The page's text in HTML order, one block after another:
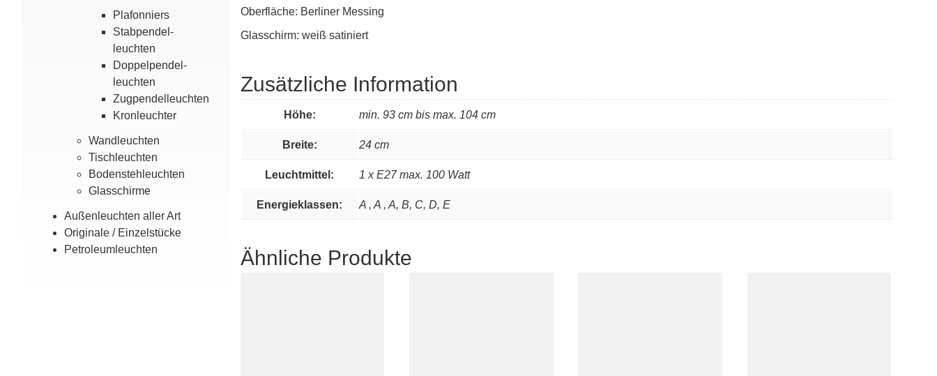
Plafonniers
Stabpendel­
leuchten
Doppel­pendel­
leuchten
Zugpendelleuchten
Kron­leuchter
Wand­leuchten
Tisch­leuchten
Boden­steh­leuchten
Glas­­schirme
Außen­leuchten aller Art
Originale / Einzel­stücke
Petroleum­leuchten
Oberfläche: Berliner Messing
Glasschirm: weiß satiniert
Zusätzliche Information
Höhe: min. 93 cm bis max. 104 cm
Breite: 24 cm
Leuchtmittel: 1 x E27 max. 100 Watt
Energieklassen: A , A , A, B, C, D, E
Ähnliche Produkte